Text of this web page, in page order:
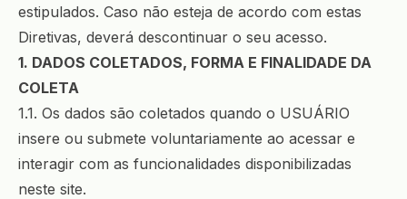
estipulados. Caso não esteja de acordo com estas
Diretivas, deverá descontinuar o seu acesso.
1. DADOS COLETADOS, FORMA E FINALIDADE DA
COLETA
1.1. Os dados são coletados quando o USUÁRIO
insere ou submete voluntariamente ao acessar e
interagir com as funcionalidades disponibilizadas
neste site.